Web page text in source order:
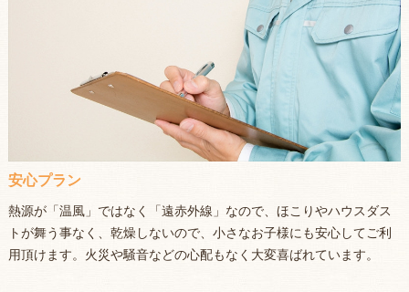
安心プラン
熱源が「温風」ではなく「遠赤外線」なので、ほこりやハウスダス
トが舞う事なく、乾燥しないので、小さなお子様にも安心してご利
用頂けます。火災や騒音などの心配もなく大変喜ばれています。